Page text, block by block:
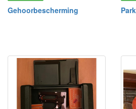
Gehoorbescherming